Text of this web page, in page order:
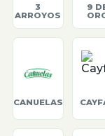
3
ARROYOS
9
CANUELAS